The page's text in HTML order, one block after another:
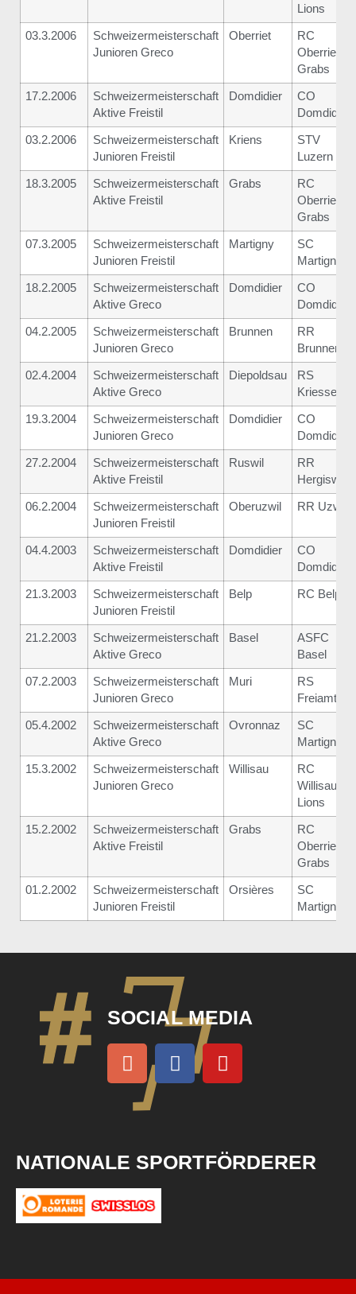
Lions
03.3.2006
Schweizermeisterschaft
Junioren Greco
Oberriet
RC
Oberriet-
Grabs
17.2.2006
Schweizermeisterschaft
Aktive Freistil
Domdidier
CO
Domdidier
03.2.2006
Schweizermeisterschaft
Junioren Freistil
Kriens
STV
Luzern
18.3.2005
Schweizermeisterschaft
Aktive Freistil
Grabs
RC
Oberriet-
Grabs
07.3.2005
Schweizermeisterschaft
Junioren Freistil
Martigny
SC
Martigny
18.2.2005
Schweizermeisterschaft
Aktive Greco
Domdidier
CO
Domdidier
04.2.2005
Schweizermeisterschaft
Junioren Greco
Brunnen
RR
Brunnen
02.4.2004
Schweizermeisterschaft
Aktive Greco
Diepoldsau
RS
Kriessern
19.3.2004
Schweizermeisterschaft
Junioren Greco
Domdidier
CO
Domdidier
27.2.2004
Schweizermeisterschaft
Aktive Freistil
Ruswil
RR
Hergiswil
06.2.2004
Schweizermeisterschaft
Junioren Freistil
Oberuzwil RR Uzwil
04.4.2003
Schweizermeisterschaft
Aktive Freistil
Domdidier
CO
Domdidier
21.3.2003
Schweizermeisterschaft
Junioren Freistil
Belp RC Belp
21.2.2003
Schweizermeisterschaft
Aktive Greco
Basel
ASFC
Basel
07.2.2003
Schweizermeisterschaft
Junioren Greco
Muri
RS
Freiamt
05.4.2002
Schweizermeisterschaft
Aktive Greco
Ovronnaz
SC
Martigny
15.3.2002
Schweizermeisterschaft
Junioren Greco
Willisau
RC
Willisau
Lions
15.2.2002
Schweizermeisterschaft
Aktive Freistil
Grabs
RC
Oberriet-
Grabs
01.2.2002
Schweizermeisterschaft
Junioren Freistil
Orsières
SC
Martigny
SOCIAL MEDIA
NATIONALE SPORTFÖRDERER